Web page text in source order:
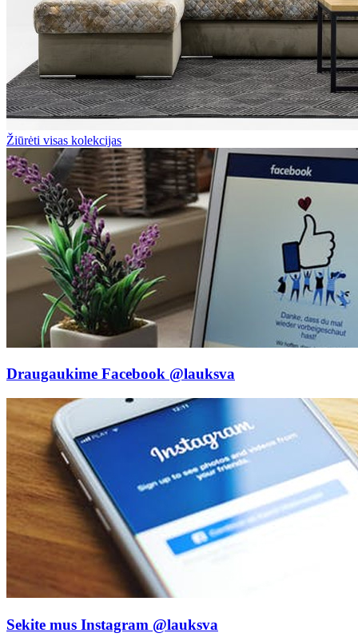
Žiūrėti visas kolekcijas
Draugaukime Facebook @lauksva
Sekite mus Instagram @lauksva